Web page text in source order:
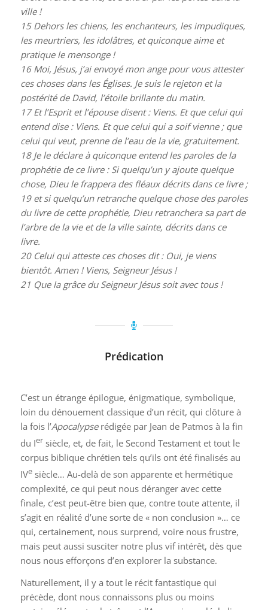
ville !
15Dehors les chiens, les enchanteurs, les impudiques,
les meurtriers, les idolâtres, et quiconque aime et
pratique le mensonge !
16Moi, Jésus, j’ai envoyé mon ange pour vous attester
ces choses dans les Églises. Je suis le rejeton et la
postérité de David, l’étoile brillante du matin.
17Et l’Esprit et l’épouse disent : Viens. Et que celui qui
entend dise : Viens. Et que celui qui a soif vienne ; que
celui qui veut, prenne de l’eau de la vie, gratuitement.
18Je le déclare à quiconque entend les paroles de la
prophétie de ce livre : Si quelqu’un y ajoute quelque
chose, Dieu le frappera des fléaux décrits dans ce livre ;
19et si quelqu’un retranche quelque chose des paroles
du livre de cette prophétie, Dieu retranchera sa part de
l’arbre de la vie et de la ville sainte, décrits dans ce
livre.
20 Celui qui atteste ces choses dit : Oui, je viens
bientôt. Amen ! Viens, Seigneur Jésus !
21 Que la grâce du Seigneur Jésus soit avec tous !
Prédication
C’est un étrange épilogue, énigmatique, symbolique,
loin du dénouement classique d’un récit, qui clôture à
la fois l’Apocalypserédigée par Jean de Patmos à la fin
du Iersiècle, et, de fait, le Second Testament et tout le
corpus biblique chrétien tels qu’ils ont été finalisés au
IVesiècle… Au-delà de son apparente et hermétique
complexité, ce qui peut nous déranger avec cette
finale, c’est peut-être bien que, contre toute attente, il
s’agit en réalité d’une sorte de « non conclusion »… ce
qui, certainement, nous surprend, voire nous frustre,
mais peut aussi susciter notre plus vif intérêt, dès que
nous nous efforçons d’en explorer la substance.
Naturellement, il y a tout le récit fantastique qui
précède, dont nous connaissons plus ou moins